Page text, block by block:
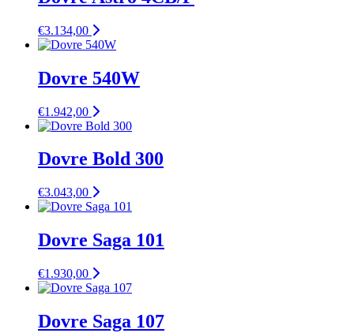
€3.134,00
Dovre 540W
€1.942,00
Dovre Bold 300
€3.043,00
Dovre Saga 101
€1.930,00
Dovre Saga 107